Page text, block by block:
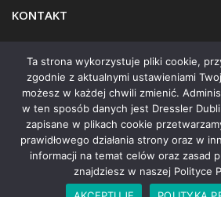
KONTAKT
Biuro: (22) 45 70 402
Mail:biuro@swiatksiazki.pl
Copyright © 2015 Świat Książki. Wszelkie
Ta strona wykorzystuje pliki cookie,
zgodnie z aktualnymi ustawieniami
możesz w każdej chwili zmienić.
w ten sposób danych jest Dressler
zapisane w plikach cookie
prawidłowego działania strony oraz w
informacji na temat celów oraz zasad
znajdziesz w naszej Polityce